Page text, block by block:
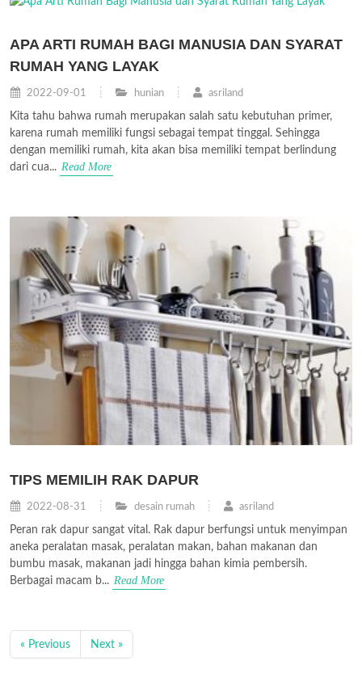
APA ARTI RUMAH BAGI MANUSIA DAN SYARAT
RUMAH YANG LAYAK
2022-09-01 hunian asriland
Kita tahu bahwa rumah merupakan salah satu kebutuhan primer,
karena rumah memiliki fungsi sebagai tempat tinggal. Sehingga
dengan memiliki rumah, kita akan bisa memiliki tempat berlindung
dari cua... Read More
TIPS MEMILIH RAK DAPUR
2022-08-31 desain rumah asriland
Peran rak dapur sangat vital. Rak dapur berfungsi untuk menyimpan
aneka peralatan masak, peralatan makan, bahan makanan dan
bumbu masak, makanan jadi hingga bahan kimia pembersih.
Berbagai macam b... Read More
« Previous Next »